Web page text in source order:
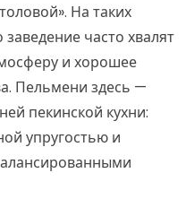
На таких
часто хвалят
и хорошее
Пельмени здесь —
пекинской кухни:
упругостью и